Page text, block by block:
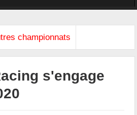
championnats
s'engage